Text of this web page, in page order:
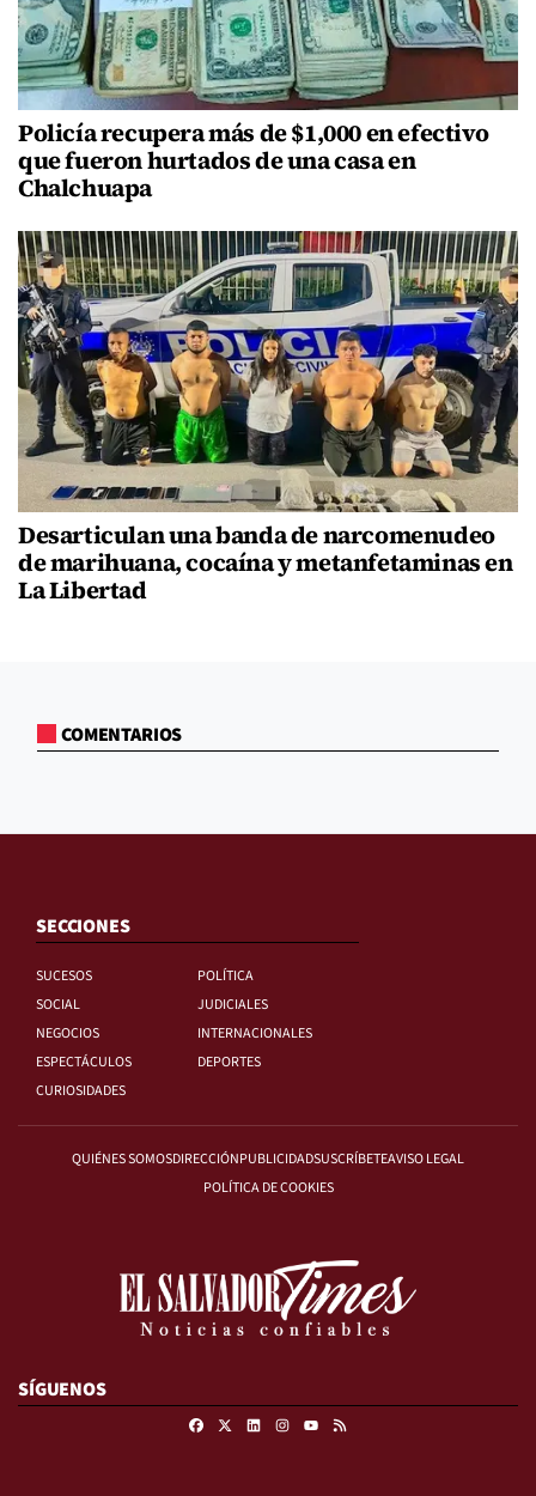
Policía recupera más de $1,000 en efectivo
que fueron hurtados de una casa en
Chalchuapa
Desarticulan una banda de narcomenudeo
de marihuana, cocaína y metanfetaminas en
La Libertad
COMENTARIOS
SECCIONES
SUCESOS
POLÍTICA
SOCIAL
JUDICIALES
NEGOCIOS
INTERNACIONALES
ESPECTÁCULOS
DEPORTES
CURIOSIDADES
QUIÉNES SOMOSDIRECCIÓNPUBLICIDADSUSCRÍBETEAVISO LEGAL
POLÍTICA DE COOKIES
SÍGUENOS
FacebookLinkedinInstagram